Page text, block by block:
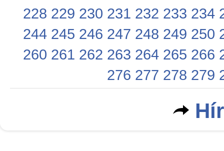
228 229 230 231 232 233 234
244 245 246 247 248 249 250
260 261 262 263 264 265 266
276 277 278 279